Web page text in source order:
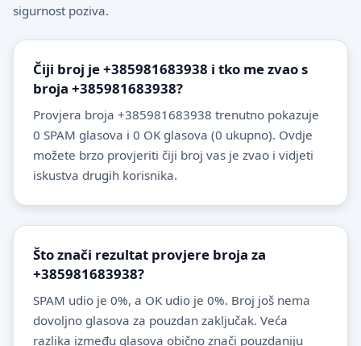
sigurnost poziva.
Čiji broj je +385981683938 i tko me zvao s
broja +385981683938?
Provjera broja +385981683938 trenutno pokazuje
0 SPAM glasova i 0 OK glasova (0 ukupno). Ovdje
možete brzo provjeriti čiji broj vas je zvao i vidjeti
iskustva drugih korisnika.
Što znači rezultat provjere broja za
+385981683938?
SPAM udio je 0%, a OK udio je 0%. Broj još nema
dovoljno glasova za pouzdan zaključak. Veća
razlika između glasova obično znači pouzdaniju